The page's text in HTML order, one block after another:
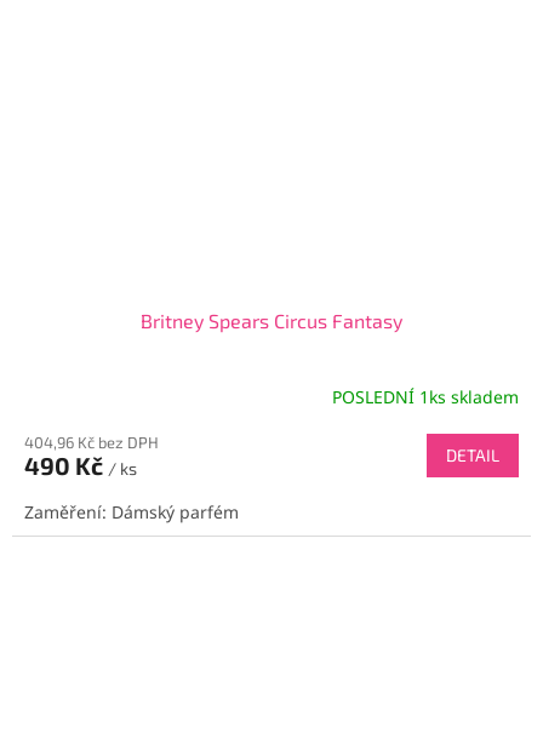
Britney Spears Circus Fantasy
POSLEDNÍ 1ks skladem
404,96 Kč bez DPH
490 Kč / ks
DETAIL
Zaměření: Dámský parfém